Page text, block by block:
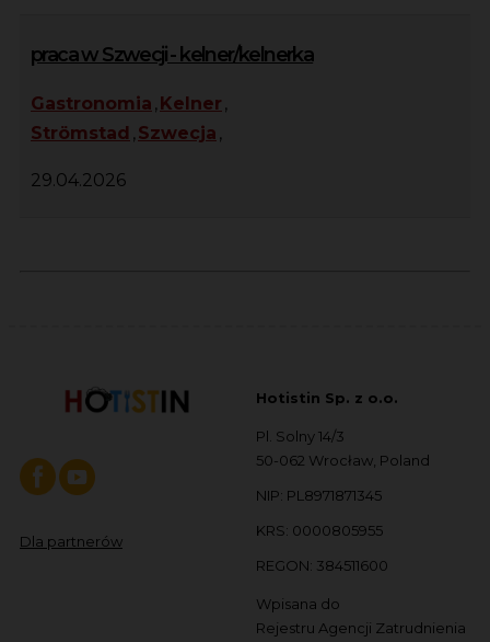
praca w Szwecji - kelner/kelnerka
Gastronomia , Kelner ,
Strömstad ,Szwecja ,
29.04.2026
Dla partnerów
Hotistin Sp. z o.o.
Pl. Solny 14/3
50-062 Wrocław, Poland
NIP: PL8971871345
KRS: 0000805955
REGON: 384511600
Wpisana do
Rejestru Agencji Zatrudnienia